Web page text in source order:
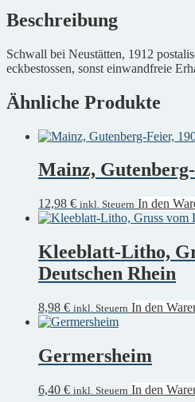
Beschreibung
Schwall bei Neustätten, 1912
eckbestossen, sonst einwandfreie
Ähnliche Produkte
Mainz,
12,98 € inkl. Steuern In den
Kleeblatt-Litho,
Deutschen Rhein
8,98 € inkl. Steuern In den
Germersheim
6,40 € inkl. Steuern In den